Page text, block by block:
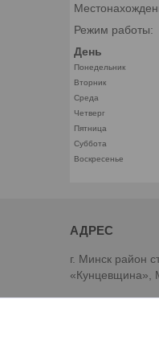
Режим работы:
День
Понедельник
Вторник
Среда
Четверг
Пятница
Суббота
Воскресенье
г. Минск район
«Кунцевщина»,